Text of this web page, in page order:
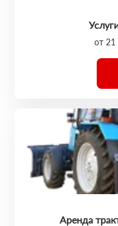
от 21
Аренда